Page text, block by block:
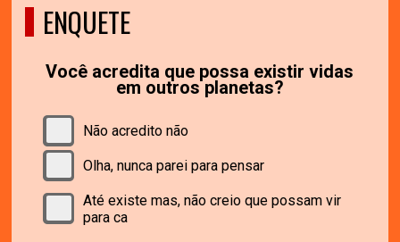
ENQUETE
Você acredita que possa existir vidas
em outros planetas?
Não acredito não
Olha, nunca parei para pensar
Até existe mas, não creio que possam vir
para ca